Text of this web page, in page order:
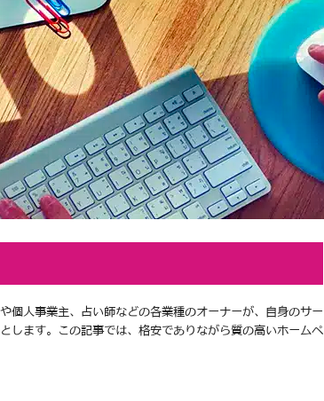
個人事業主、占い師などの各業種のオーナーが、自身のサー
します。この記事では、格安でありながら質の高いホームペ